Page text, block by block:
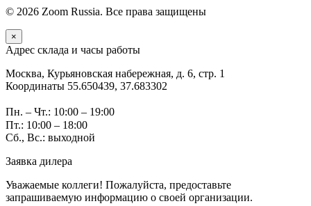
© 2026 Zoom Russia. Все права защищены
×
Адрес склада и часы работы
Москва, Курьяновская набережная, д. 6, стр. 1
Координаты 55.650439, 37.683302
Пн. – Чт.: 10:00 – 19:00
Пт.: 10:00 – 18:00
Сб., Вс.: выходной
Заявка дилера
Уважаемые коллеги! Пожалуйста, предоставьте
запрашиваемую информацию о своей организации.